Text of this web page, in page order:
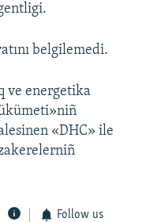
belgilemedi.
ve energetika
«DHC» ile
Follow us